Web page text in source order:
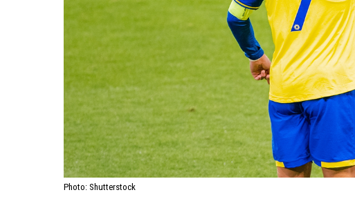
Photo: Shutterstock